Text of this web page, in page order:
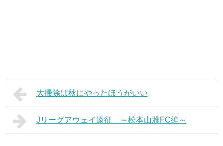
大掃除は秋にやったほうがいい
Jリーグアウェイ遠征 ～松本山雅FC編～